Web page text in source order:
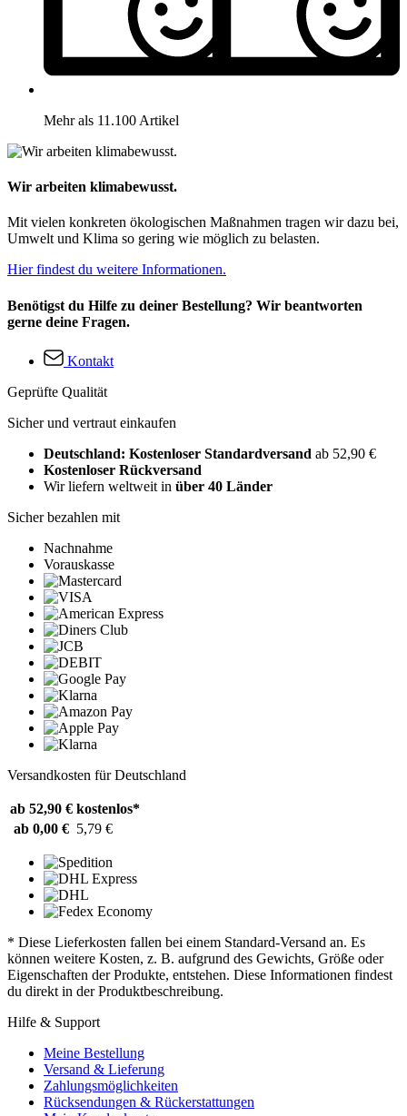
Mehr als 11.100 Artikel
Wir arbeiten klimabewusst.
Mit vielen konkreten ökologischen Maßnahmen tragen wir dazu bei,
Umwelt und Klima so gering wie möglich zu belasten.
Hier findest du weitere Informationen.
Benötigst du Hilfe zu deiner Bestellung? Wir beantworten
gerne deine Fragen.
Kontakt
Geprüfte Qualität
Sicher und vertraut einkaufen
Deutschland: Kostenloser Standardversand ab 52,90 €
Kostenloser Rückversand
Wir liefern weltweit in über 40 Länder
Sicher bezahlen mit
Nachnahme
Vorauskasse
Versandkosten für Deutschland
ab 52,90 € kostenlos*
ab 0,00 € 5,79 €
* Diese Lieferkosten fallen bei einem Standard-Versand an. Es
können weitere Kosten, z. B. aufgrund des Gewichts, Größe oder
Eigenschaften der Produkte, entstehen. Diese Informationen findest
du direkt in der Produktbeschreibung.
Hilfe & Support
Meine Bestellung
Versand & Lieferung
Zahlungsmöglichkeiten
Rücksendungen & Rückerstattungen